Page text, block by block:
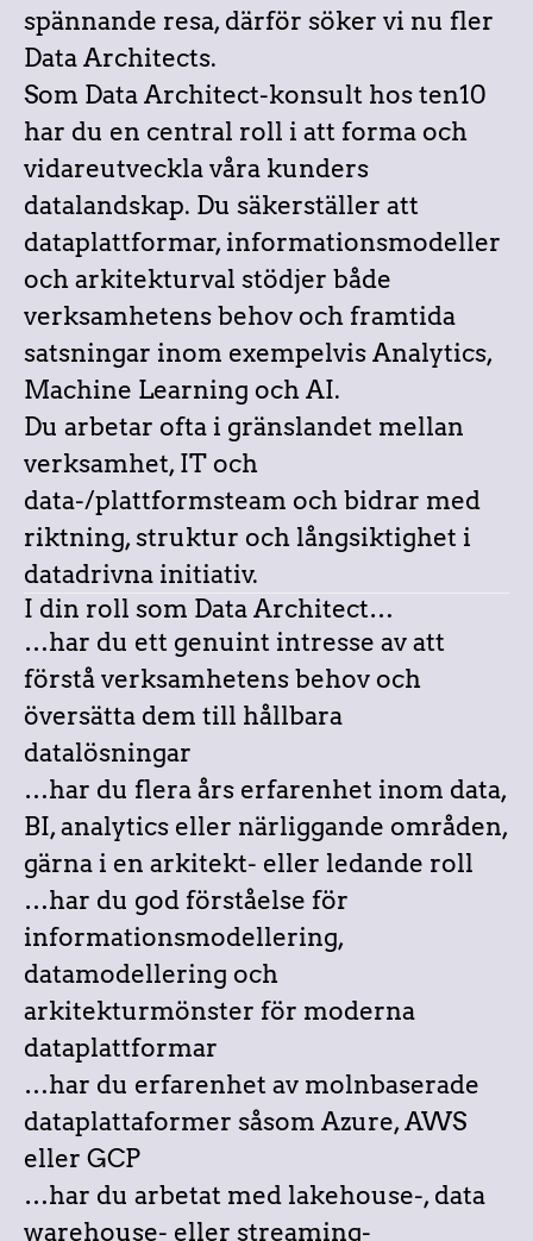
spännande resa, därför söker vi nu fler
Data Architects.
Som Data Architect-konsult hos ten10
har du en central roll i att forma och
vidareutveckla våra kunders
datalandskap. Du säkerställer att
dataplattformar, informationsmodeller
och arkitekturval stödjer både
verksamhetens behov och framtida
satsningar inom exempelvis Analytics,
Machine Learning och AI.
Du arbetar ofta i gränslandet mellan
verksamhet, IT och
data-/plattformsteam och bidrar med
riktning, struktur och långsiktighet i
datadrivna initiativ.
I din roll som Data Architect…
…har du ett genuint intresse av att
förstå verksamhetens behov och
översätta dem till hållbara
datalösningar
…har du flera års erfarenhet inom data,
BI, analytics eller närliggande områden,
gärna i en arkitekt- eller ledande roll
…har du god förståelse för
informationsmodellering,
datamodellering och
arkitekturmönster för moderna
dataplattformar
…har du erfarenhet av molnbaserade
dataplattaformer såsom Azure, AWS
eller GCP
…har du arbetat med lakehouse-, data
warehouse- eller streaming-